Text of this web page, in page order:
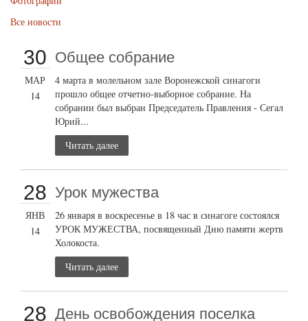
Все новости
30
МАР
14
Общее собрание
4 марта в молельном зале Воронежской синагоги
прошло общее отчетно-выборное собрание. На
собрании был выбран Председатель Правления - Сегал
Юрий...
Читать далее
28
ЯНВ
14
Урок мужества
26 января в воскресенье в 18 час в синагоге состоялся
УРОК МУЖЕСТВА, посвященный Дню памяти жертв
Холокоста.
Читать далее
28 День освобождения поселка